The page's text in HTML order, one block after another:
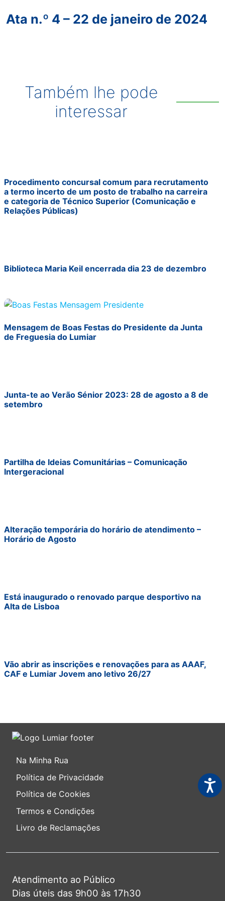
Ata n.º 4 – 22 de janeiro de 2024
Também lhe pode
interessar
Procedimento concursal comum para recrutamento
a termo incerto de um posto de trabalho na carreira
e categoria de Técnico Superior (Comunicação e
Relações Públicas)
Biblioteca Maria Keil encerrada dia 23 de dezembro
Mensagem de Boas Festas do Presidente da Junta
de Freguesia do Lumiar
Junta-te ao Verão Sénior 2023: 28 de agosto a 8 de
setembro
Partilha de Ideias Comunitárias – Comunicação
Intergeracional
Alteração temporária do horário de atendimento –
Horário de Agosto
Está inaugurado o renovado parque desportivo na
Alta de Lisboa
Vão abrir as inscrições e renovações para as AAAF,
CAF e Lumiar Jovem ano letivo 26/27
Na Minha Rua
Política de Privacidade
Política de Cookies
Termos e Condições
Livro de Reclamações
Atendimento ao Público
Dias úteis das 9h00 às 17h30